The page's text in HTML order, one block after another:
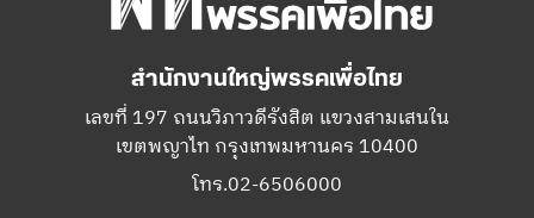
สำนักงานใหญ่พรรคเพื่อไทย
เลขที่ 197 ถนนวิภาวดีรังสิต แขวงสามเสนใน
เขตพญาไท กรุงเทพมหานคร 10400
โทร.02-6506000